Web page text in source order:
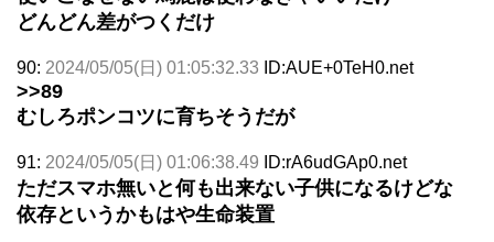
どんどん差がつくだけ
90: 2024/05/05(日) 01:05:32.33 ID:AUE+0TeH0.net
>>89
むしろポンコツに育ちそうだが
91: 2024/05/05(日) 01:06:38.49 ID:rA6udGAp0.net
ただスマホ無いと何も出来ない子供になるけどな
依存というかもはや生命装置